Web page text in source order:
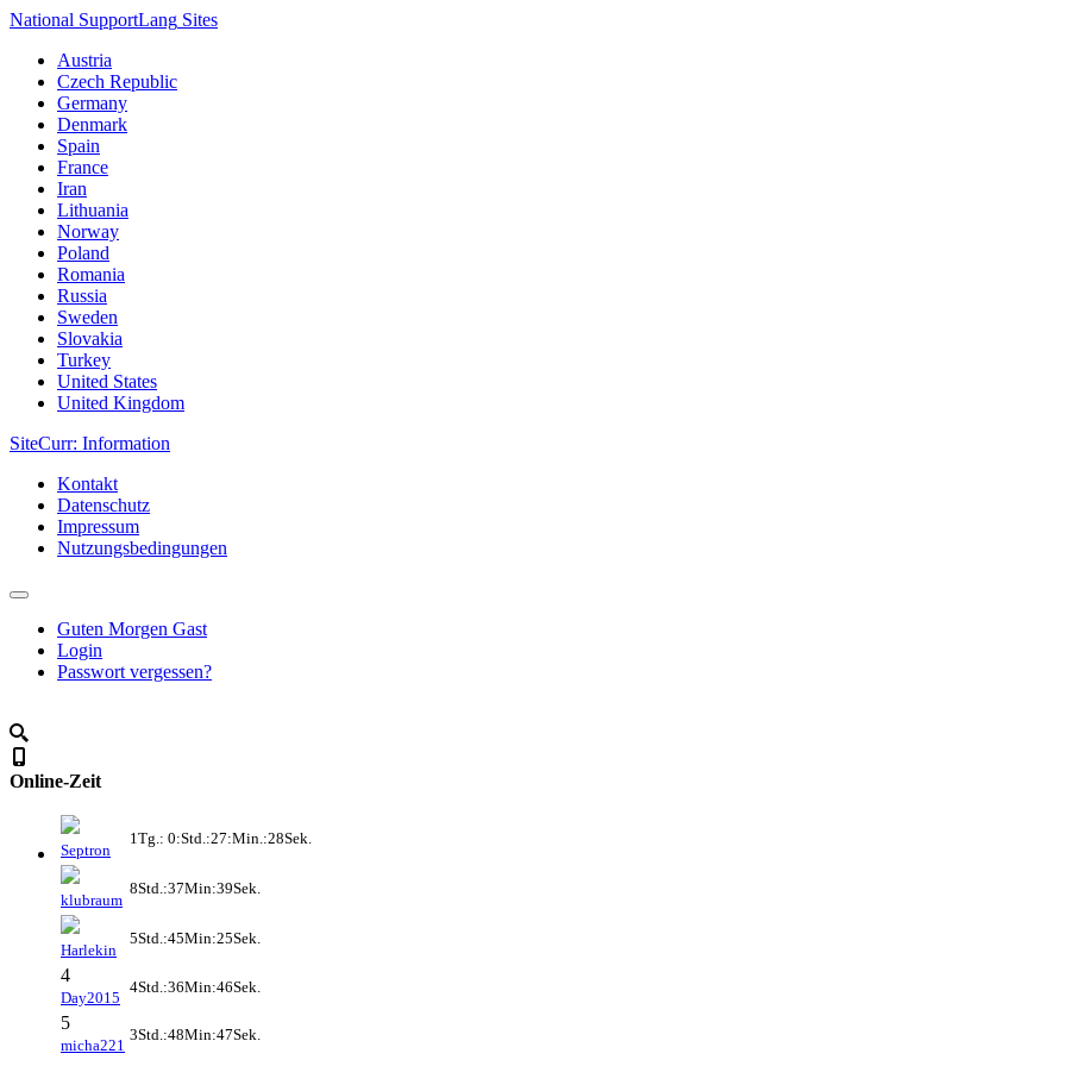
National SupportLang Sites
Austria
Czech Republic
Germany
Denmark
Spain
France
Iran
Lithuania
Norway
Poland
Romania
Russia
Sweden
Slovakia
Turkey
United States
United Kingdom
SiteCurr: Information
Kontakt
Datenschutz
Impressum
Nutzungsbedingungen
Guten Morgen Gast
Login
Passwort vergessen?
Online-Zeit
Septron
1Tg.: 0:Std.:27:Min.:28Sek.
klubraum
8Std.:37Min:39Sek.
Harlekin
5Std.:45Min:25Sek.
4
Day2015
4Std.:36Min:46Sek.
5
micha221
3Std.:48Min:47Sek.